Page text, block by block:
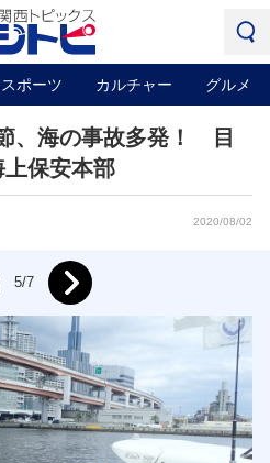
スポーツ カルチャー グルメ
、海の事故多発！ 目
保安本部
2020/08/02
5/7 Next